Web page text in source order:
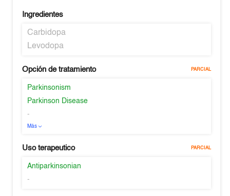
Ingredientes
Carbidopa
Levodopa
Opción de tratamiento PARCIAL
Parkinsonism
Parkinson Disease
-
Más
Uso terapeutico PARCIAL
Antiparkinsonian
-